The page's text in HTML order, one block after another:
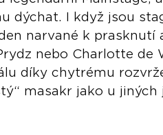
dýchat. I když jsou
narvané k prasknutí
nebo Charlotte
díky chytrému
masakr jako u